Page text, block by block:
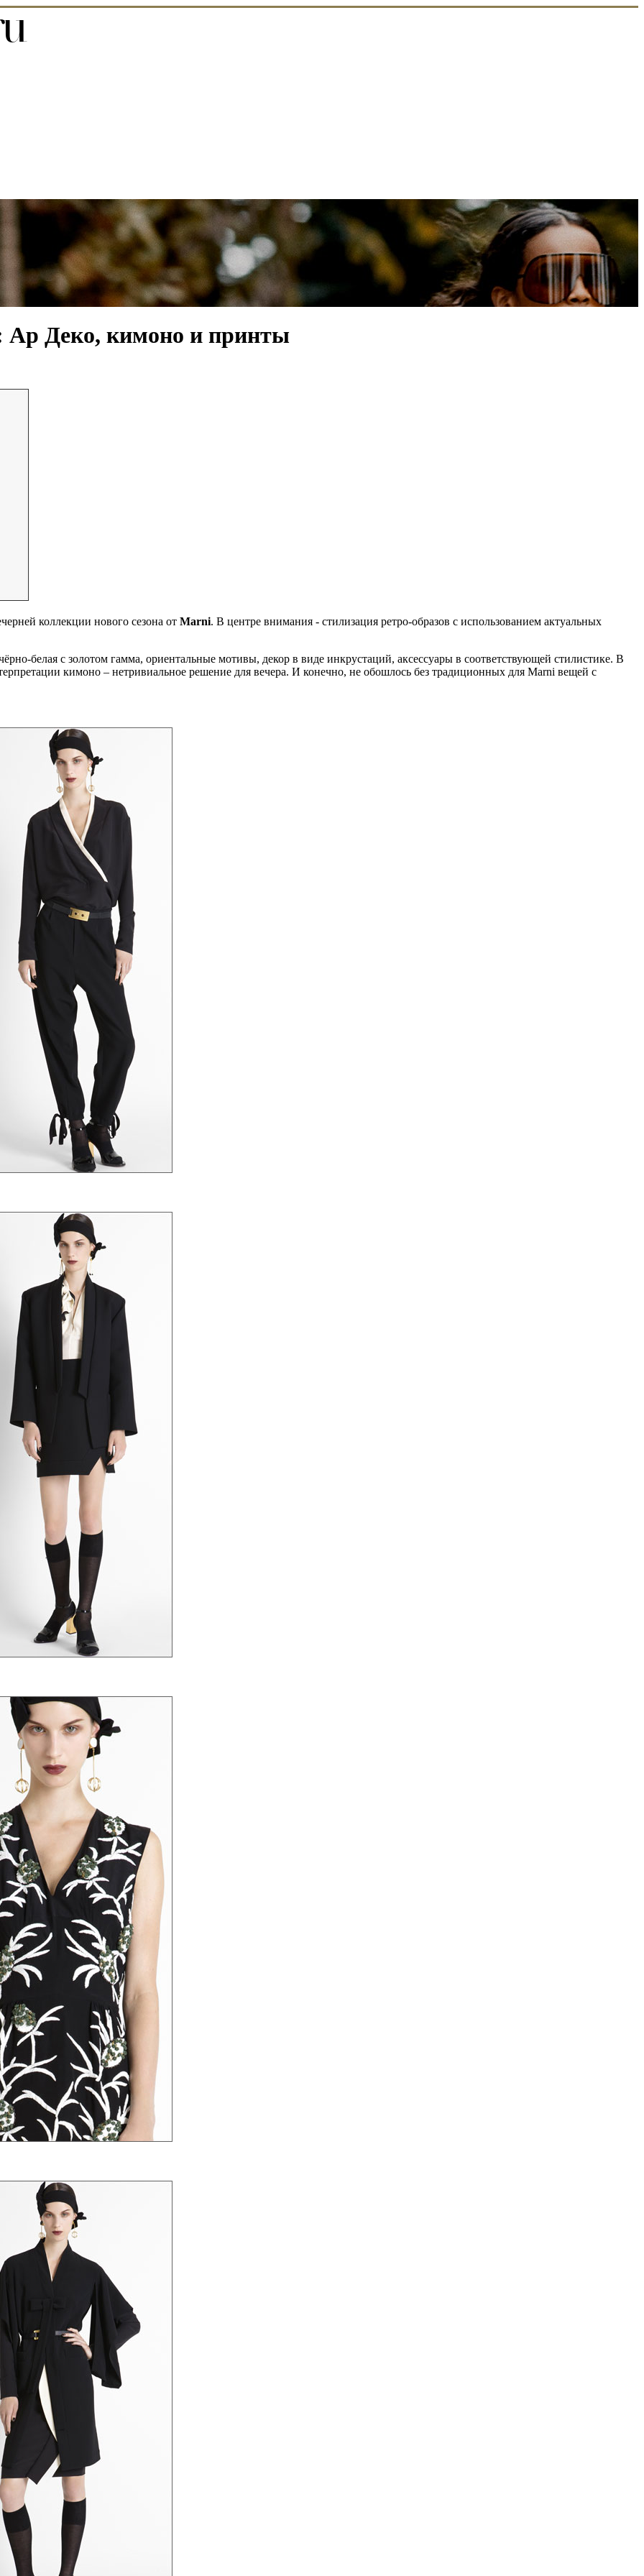
Ар Деко, кимоно и принты
коллекции нового сезона от Marni. В центре внимания - стилизация ретро-образов с использованием актуальных
белая с золотом гамма, ориентальные мотивы, декор в виде инкрустаций, аксессуары в соответствующей стилистике. В
кимоно – нетривиальное решение для вечера. И конечно, не обошлось без традиционных для Marni вещей с